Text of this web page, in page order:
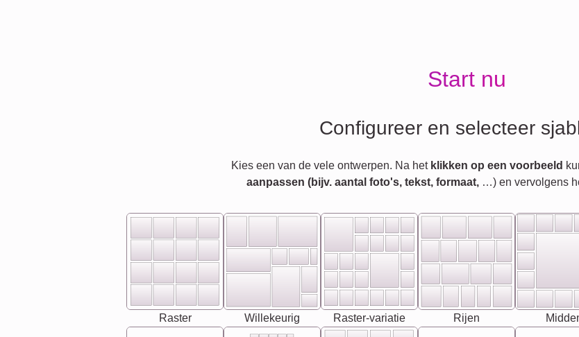
Start nu
Configureer en selecteer
Kies een van de vele ontwerpen. Na het klikken op een voorbeeld
aanpassen (bijv. aantal foto's, tekst, formaat, …) en vervolgens
Raster Willekeurig Raster-variatie Rijen